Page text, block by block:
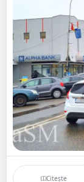
Citește